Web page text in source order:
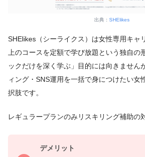
出典： SHElikes
SHElikes（シーライクス）は女性専用キャ
上のコースを定額で学び放題という独自の
ックだけを深く学ぶ」目的には向きません
ィング・SNS運用を一括で身につけたい女
択肢です。
レギュラープランのみリスキリング補助の
デメリット